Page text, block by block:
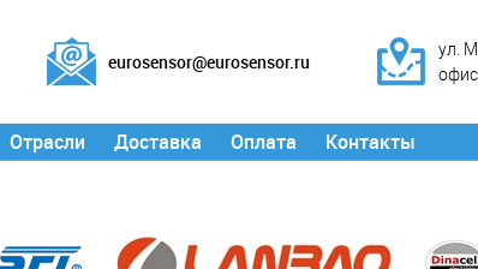
eurosensor@eurosensor.ru
ул.
Отрасли Доставка Оплата Контакты